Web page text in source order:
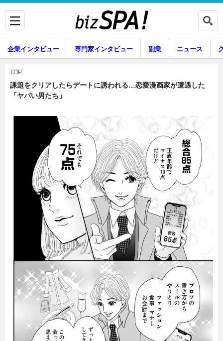
企業インタビュー 専門家インタビュー
副業 ニュース
グルメ スキル
暮らし エンタメ
連載一覧
企業インタビュー 専門家インタビュー 副業 ニュース
暮らし
TOP
課題をクリアしたらデートに誘われる…恋愛漫画家が遭遇した
「ヤバい男たち」